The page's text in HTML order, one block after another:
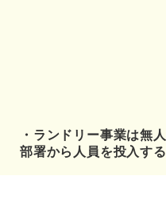
・ランドリー事業は無
部署から人員を投入す